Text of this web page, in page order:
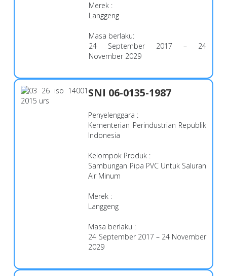
Merek :
Langgeng
Masa berlaku:
24 September 2017 – 24
November 2029
SNI 06-0135-1987
Penyelenggara :
Kementerian Perindustrian Republik
Indonesia
Kelompok Produk :
Sambungan Pipa PVC Untuk Saluran
Air Minum
Merek :
Langgeng
Masa berlaku :
24 September 2017 – 24 November
2029